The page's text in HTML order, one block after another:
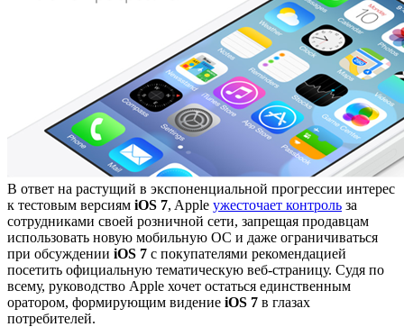
В ответ на растущий в экспоненциальной прогрессии интерес
к тестовым версиям iOS 7, Apple ужесточает контроль за
сотрудниками своей розничной сети, запрещая продавцам
использовать новую мобильную ОС и даже ограничиваться
при обсуждении iOS 7 с покупателями рекомендацией
посетить официальную тематическую веб-страницу. Судя по
всему, руководство Apple хочет остаться единственным
оратором, формирующим видение iOS 7 в глазах
потребителей.